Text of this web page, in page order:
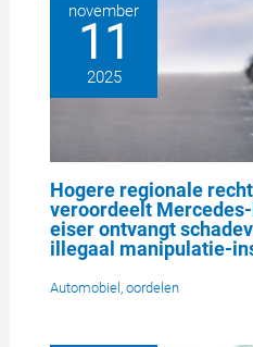
november
11
2025
Hogere regionale
veroordeelt
eiser ontvangt
illegaal manipulatie-
Automobiel,oordelen